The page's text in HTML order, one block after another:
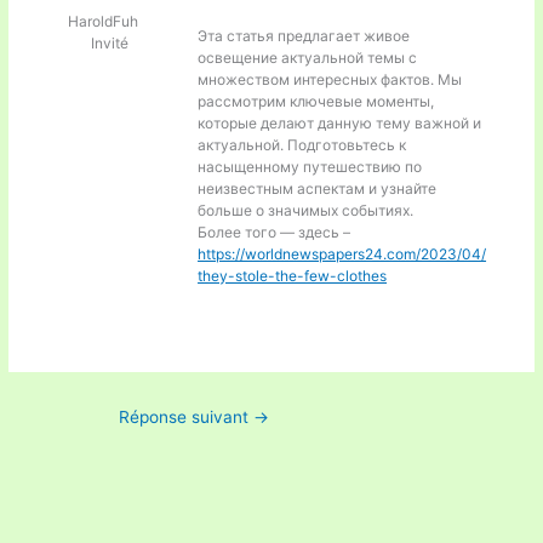
HaroldFuh
Invité
Эта статья предлагает живое
освещение актуальной темы с
множеством интересных фактов. Мы
рассмотрим ключевые моменты,
которые делают данную тему важной и
актуальной. Подготовьтесь к
насыщенному путешествию по
неизвестным аспектам и узнайте
больше о значимых событиях.
Более того — здесь –
https://worldnewspapers24.com/2023/04/
they-stole-the-few-clothes
Réponse suivant →